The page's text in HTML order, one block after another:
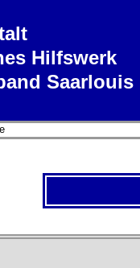
Hilfswerk
Saarlouis